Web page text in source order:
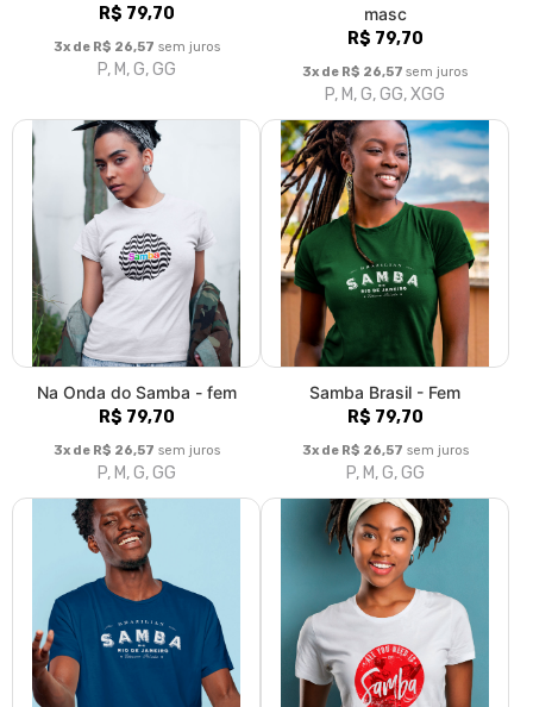
R$ 79,70
3x de R$ 26,57 sem juros
P, M, G, GG
masc
R$ 79,70
3x de R$ 26,57 sem juros
P, M, G, GG, XGG
Na Onda do Samba - fem
R$ 79,70
3x de R$ 26,57 sem juros
P, M, G, GG
Samba Brasil - Fem
R$ 79,70
3x de R$ 26,57 sem juros
P, M, G, GG